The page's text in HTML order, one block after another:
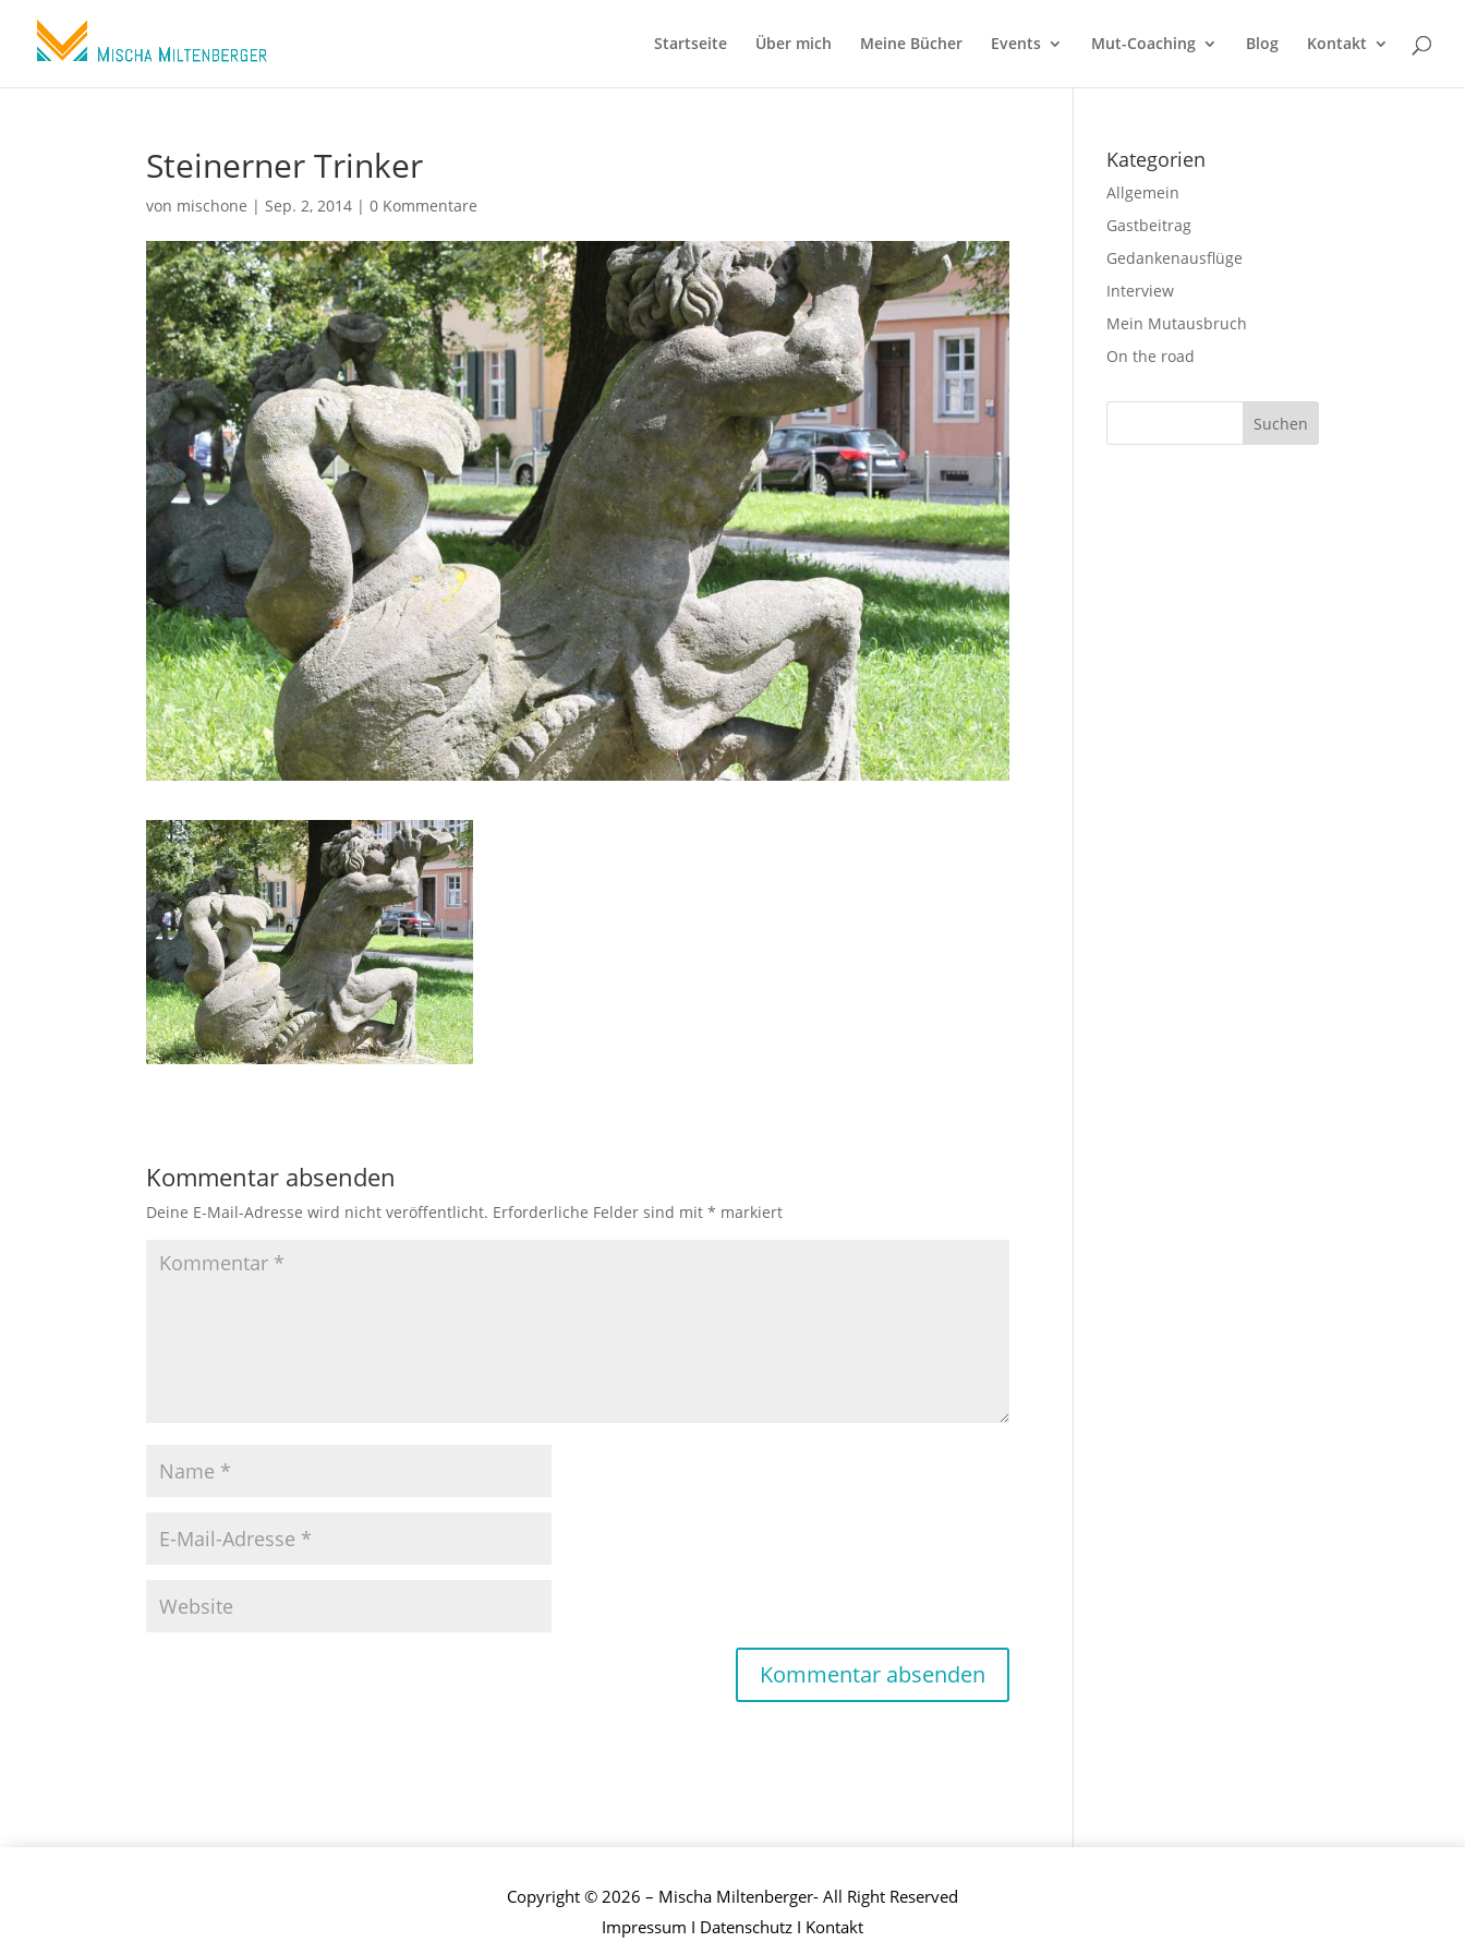
Startseite Über mich Meine Bücher Events Mut-Coaching Blog Kontakt
Steinerner Trinker
von mischone |Sep. 2, 2014 |0 Kommentare
Kommentar absenden
Deine E-Mail-Adresse wird nicht veröffentlicht. Erforderliche Felder sind mit* markiert
Kategorien
Allgemein
Gastbeitrag
Gedankenausflüge
Interview
Mein Mutausbruch
On the road
Copyright © 2026 – Mischa Miltenberger- All Right Reserved
Impressum I DatenschutzI Kontakt